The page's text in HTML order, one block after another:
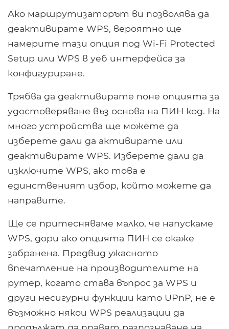
Ако маршрутизаторът ви позволява да
деактивирате WPS, вероятно ще
намерите тази опция под Wi-Fi Protected
Setup или WPS в уеб интерфейса за
конфигуриране.
Трябва да деактивирате поне опцията за
удостоверяване въз основа на ПИН код. На
много устройства ще можете да
изберете дали да активирате или
деактивирате WPS. Изберете дали да
изключите WPS, ако това е
единственият избор, който можете да
направите.
Ще се притесняваме малко, че напускаме
WPS, дори ако опцията ПИН се окаже
забранена. Предвид ужасното
впечатление на производителите на
рутер, когато става въпрос за WPS и
други несигурни функции като UPnP, не е
възможно някои WPS реализации да